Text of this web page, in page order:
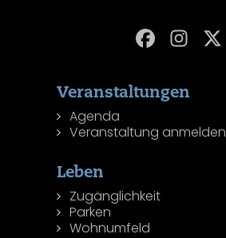
Veranstaltungen
Agenda
Veranstaltung anmelden
Leben
Zugänglichkeit
Parken
Wohnumfeld